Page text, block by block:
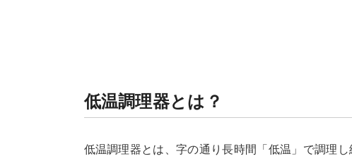
低温調理器とは？
低温調理器とは、字の通り長時間「低温」で調理し